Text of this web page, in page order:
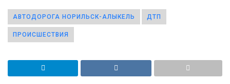
АВТОДОРОГА НОРИЛЬСК-АЛЫКЕЛЬ ДТП
ПРОИСШЕСТВИЯ